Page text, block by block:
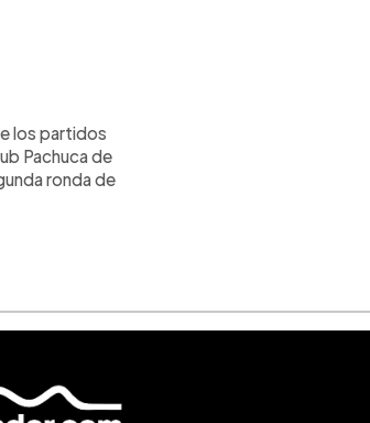
los partidos
Pachuca de
ronda de